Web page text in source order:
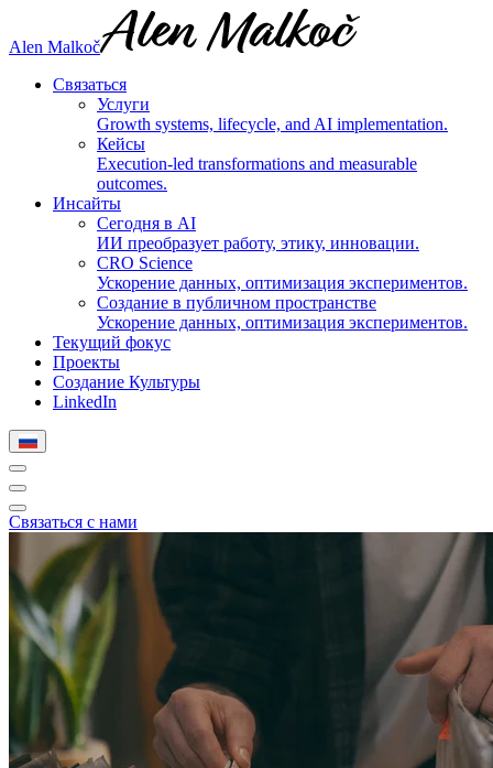
Alen Malkoč
Связаться
Услуги
Growth systems, lifecycle, and AI implementation.
Кейсы
Execution-led transformations and measurable
outcomes.
Инсайты
Сегодня в AI
ИИ преобразует работу, этику, инновации.
CRO Science
Ускорение данных, оптимизация экспериментов.
Создание в публичном пространстве
Ускорение данных, оптимизация экспериментов.
Текущий фокус
Проекты
Создание Культуры
LinkedIn
Связаться с нами